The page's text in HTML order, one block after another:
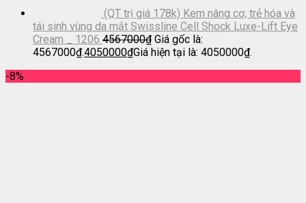
(QT trị giá 178k) Kem nâng cơ, trẻ hóa và
tái sinh vùng da mắt Swissline Cell Shock Luxe-Lift Eye
Cream _ 1206 4567000₫ Giá gốc là:
4567000₫.4050000₫Giá hiện tại là: 4050000₫.
-8%